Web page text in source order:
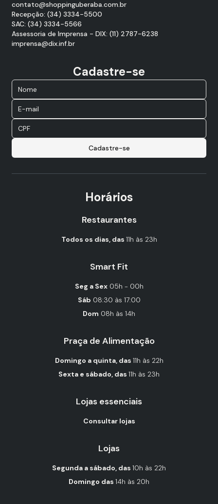
contato@shoppinguberaba.com.br
Recepção: (34) 3334-5500
SAC: (34) 3334-5566
Assessoria de Imprensa - DIX: (11) 2787-6238
imprensa@dix.inf.br
Cadastre-se
Cadastre-se
Horários
Restaurantes
Todos os dias, das 11h às 23h
Smart Fit
Seg a Sex 05h - 00h
Sáb 08:30 às 17:00
Dom 08h às 14h
Praça de Alimentação
Domingo a quinta, das 11h às 22h
Sexta e sábado, das 11h às 23h
Lojas essenciais
Consultar lojas
Lojas
Segunda a sábado, das 10h às 22h
Domingo das 14h às 20h